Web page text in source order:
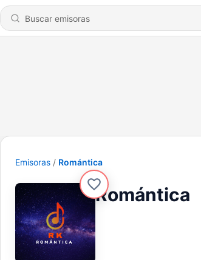
Emisoras Romántica
Romántica